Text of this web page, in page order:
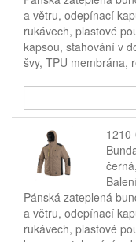
a větru, odepínací
rukávech, plastové
kapsou, stahování v
švy, TPU membrána,
Pánská zateplená
a větru, odepínací
rukávech, plastové